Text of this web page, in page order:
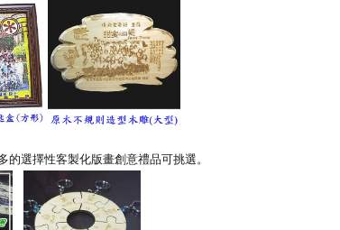
選擇性客製化版畫創意禮品可挑選。